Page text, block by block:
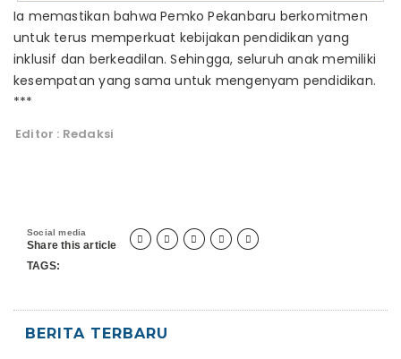
Ia memastikan bahwa Pemko Pekanbaru berkomitmen
untuk terus memperkuat kebijakan pendidikan yang
inklusif dan berkeadilan. Sehingga, seluruh anak memiliki
kesempatan yang sama untuk mengenyam pendidikan.
***
Editor : Redaksi
Social media
Share this article     
TAGS:
BERITA TERBARU